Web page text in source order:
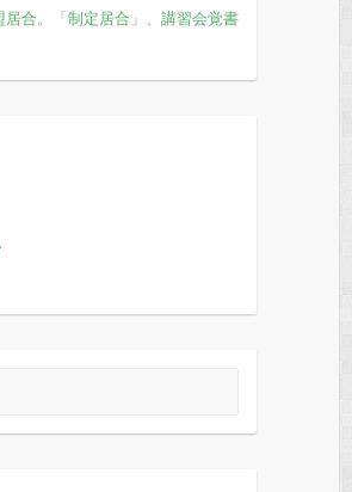
居合。「制定居合」、講習会覚書